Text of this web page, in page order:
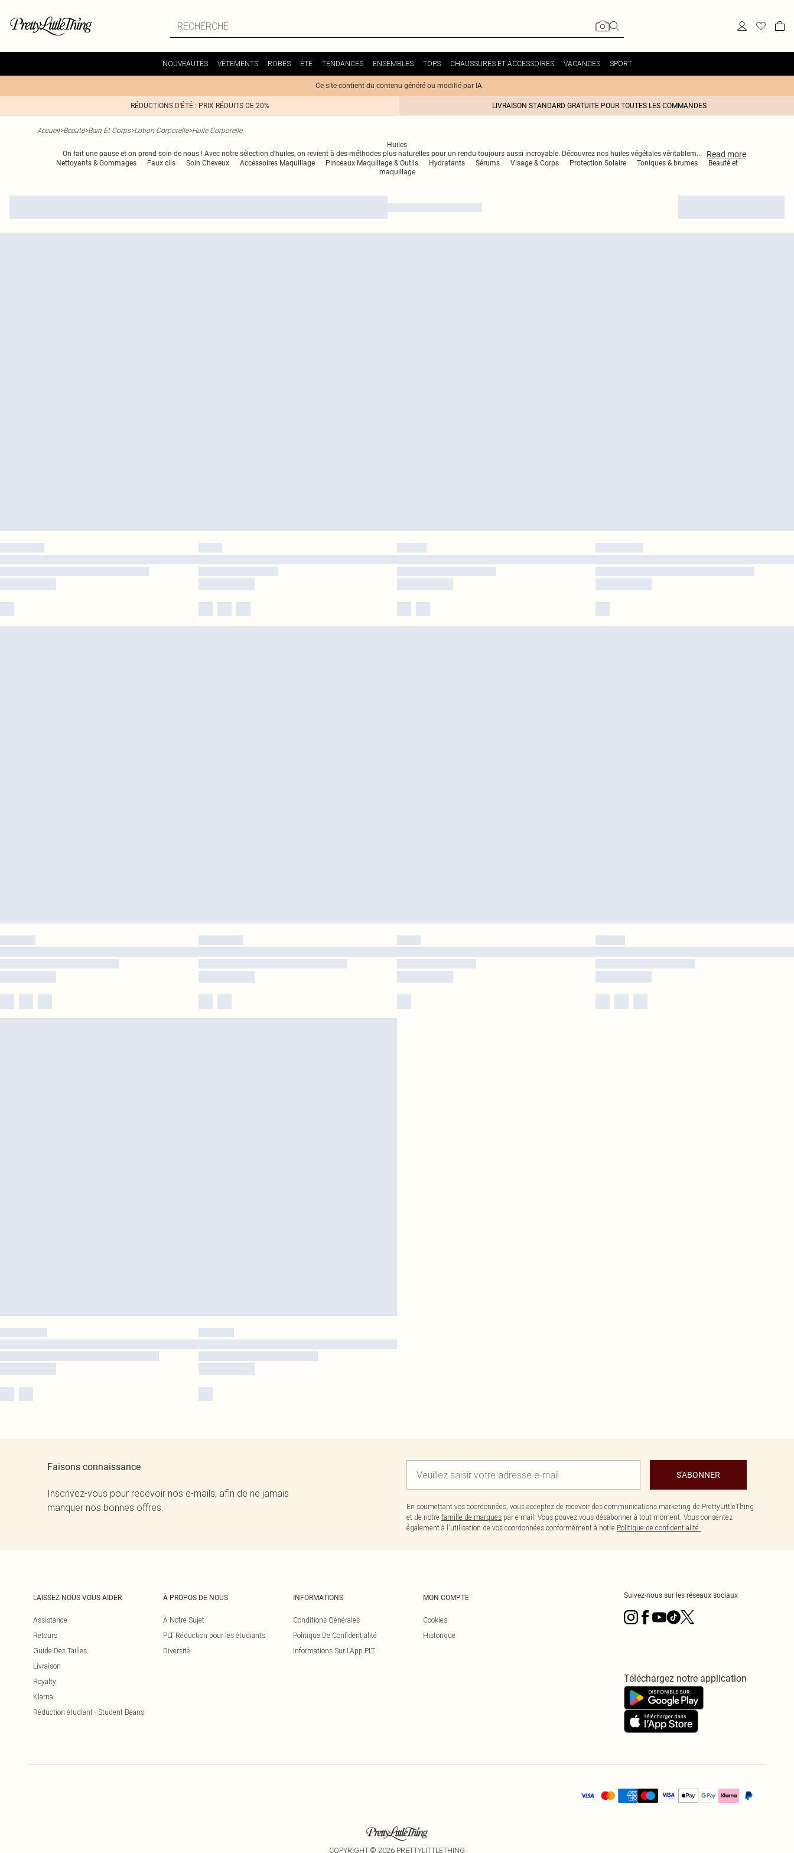
NOUVEAUTÉS VÊTEMENTS ROBES ÉTÉ TENDANCES ENSEMBLES TOPS CHAUSSURES ET ACCESSOIRES VACANCES SPORT
Ce site contient du contenu généré ou modifié par IA.
RÉDUCTIONS D'ÉTÉ : PRIX RÉDUITS DE 20% LIVRAISON STANDARD GRATUITE POUR TOUTES LES COMMANDES
Accueil>Beauté>Bain Et Corps>Lotion Corporelle>Huile Corporelle
Huiles
On fait une pause et on prend soin de nous ! Avec notre sélection d’huiles, on revient à des méthodes plus naturelles pour un rendu toujours aussi incroyable. Découvrez nos huiles végétales véritablem... Read more
Nettoyants & Gommages Faux cils Soin Cheveux Accessoires Maquillage Pinceaux Maquillage & Outils Hydratants Sérums Visage & Corps Protection Solaire Toniques & brumes
Beauté et
maquillage
Faisons connaissance
Inscrivez-vous pour recevoir nos e-mails, afin de ne jamais
manquer nos bonnes offres.
S'ABONNER
En soumettant vos coordonnées, vous acceptez de recevoir des communications marketing de PrettyLittleThing
et de notre famille de marques par e-mail. Vous pouvez vous désabonner à tout moment. Vous consentez
également à l'utilisation de vos coordonnées conformément à notre Politique de confidentialité.
LAISSEZ-NOUS VOUS AIDER
Assistance
Retours
Guide Des Tailles
Livraison
Royalty
Klarna
Réduction étudiant - Student Beans
À PROPOS DE NOUS
À Notre Sujet
PLT Réduction pour les étudiants
Diversité
INFORMATIONS
Conditions Générales
Politique De Confidentialité
Informations Sur L’App PLT
MON COMPTE
Cookies
Historique
Suivez-nous sur les réseaux sociaux
Téléchargez notre application
COPYRIGHT © 2026 PRETTYLITTLETHING